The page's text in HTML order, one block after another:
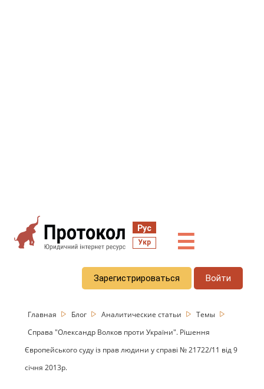
Рус
Укр ☰
Зарегистрироваться Войти
Главная Блог Аналитические статьи
Темы
Справа "Олександр Волков проти України". Рішення
Європейського суду із прав людини у справі № 21722/11 від 9
січня 2013р.